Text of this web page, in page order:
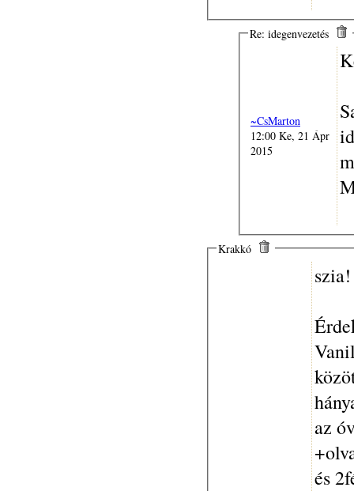
Re: idegenvezetés
~CsMarton
12:00 Ke, 21 Ápr
2015
Krakkó
szia!
az
és